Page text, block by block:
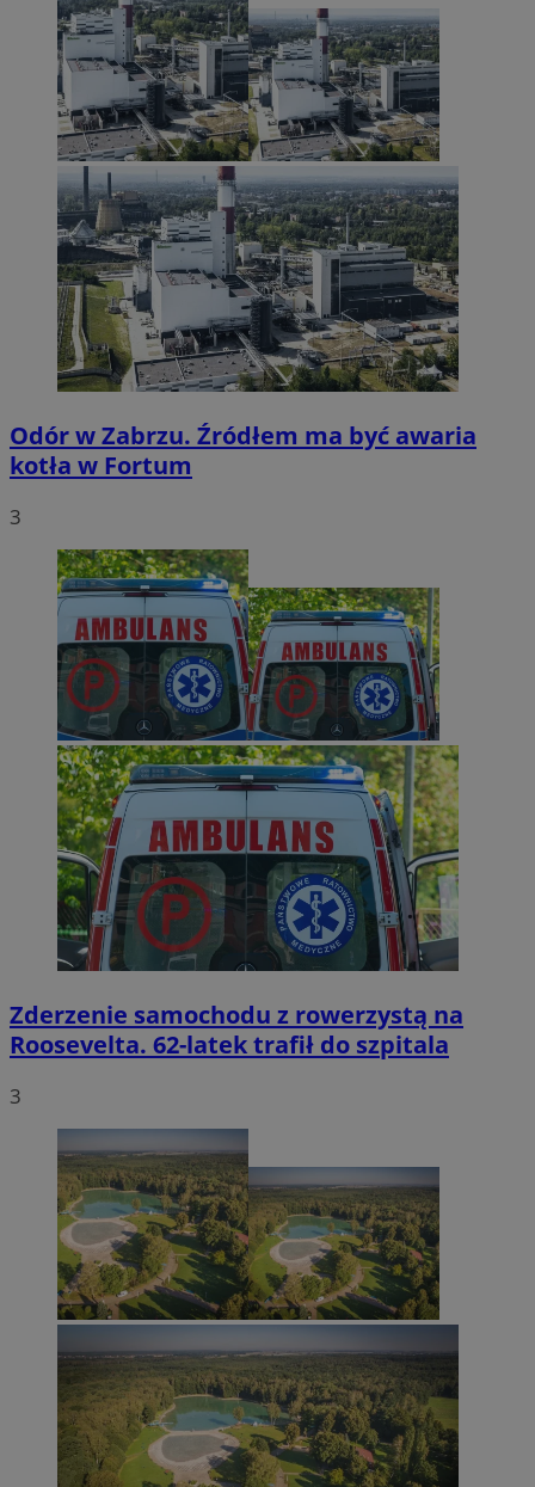
Odór w Zabrzu. Źródłem ma być awaria
kotła w Fortum
3
Zderzenie samochodu z rowerzystą na
Roosevelta. 62-latek trafił do szpitala
3